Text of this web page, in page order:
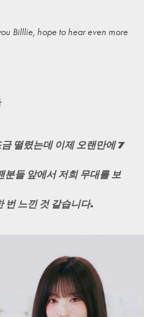
Billlie, hope to hear even more
떨렸는데 이제 오랜만에 7
분들 앞에서 저희 무대를 보
번 느낀 것 같습니다.